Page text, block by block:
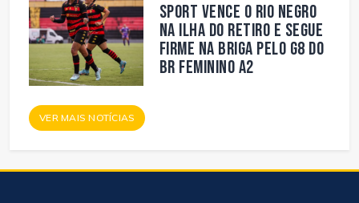
Sport vence o Rio Negro
na Ilha do Retiro e segue
firme na briga pelo G8 do
BR Feminino A2
VER MAIS NOTÍCIAS